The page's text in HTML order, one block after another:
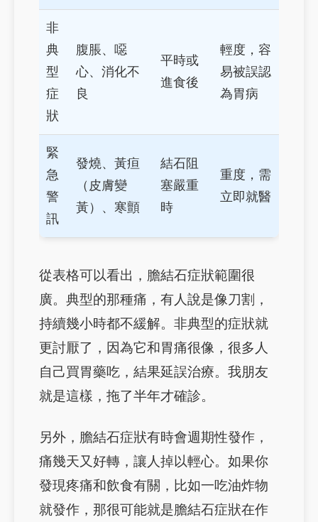
非
典
型
症
狀
腹脹、噁
心、消化不
良
平時或
進食後
輕度，容
易被誤認
為胃病
緊
急
警
訊
發燒、黃疸
（皮膚變
黃）、寒顫
結石阻
塞嚴重
時
重度，需
立即就醫
從表格可以看出，膽結石症狀範圍很
廣。典型的那種痛，有人說是像刀割，
持續幾小時都不緩解。非典型的症狀就
更討厭了，因為它和胃痛很像，很多人
自己買胃藥吃，結果延誤治療。我朋友
就是這樣，拖了半年才確診。
另外，膽結石症狀有時會週期性發作，
痛幾天又好轉，讓人掉以輕心。如果你
發現疼痛和飲食有關，比如一吃油炸物
就發作，那很可能就是膽結石症狀在作